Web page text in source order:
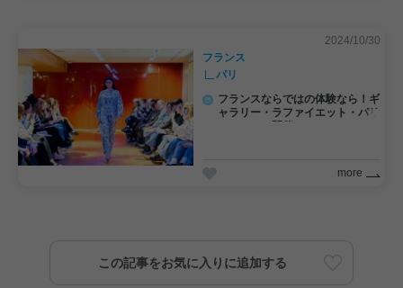
2024/10/30
フランス
パリ
フランスならではの体験なら！ギ
ャラリー・ラファイエット・パリ
more
この記事をお気に入りに追加する